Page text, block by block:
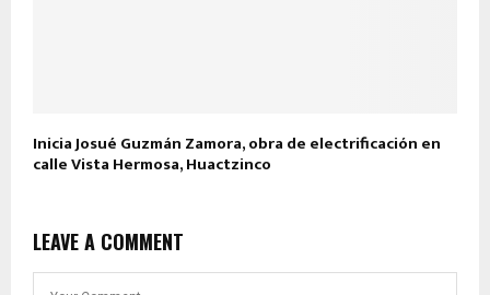
Inicia Josué Guzmán Zamora, obra de electrificación en
calle Vista Hermosa, Huactzinco
LEAVE A COMMENT